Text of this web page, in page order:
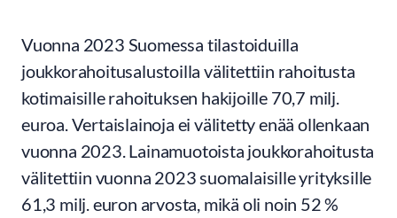
Vuonna 2023 Suomessa tilastoiduilla
joukkorahoitusalustoilla välitettiin rahoitusta
kotimaisille rahoituksen hakijoille 70,7 milj.
euroa. Vertaislainoja ei välitetty enää ollenkaan
vuonna 2023. Lainamuotoista joukkorahoitusta
välitettiin vuonna 2023 suomalaisille yrityksille
61,3 milj. euron arvosta, mikä oli noin 52 %